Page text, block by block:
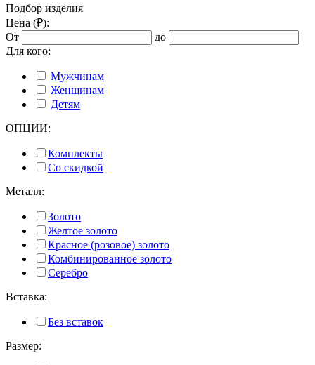
Подбор изделия
Цена (₽):
От
до
Для кого:
Мужчинам
Женщинам
Детям
ОПЦИИ:
Комплекты
Со скидкой
Металл:
Золото
Желтое золото
Красное (розовое) золото
Комбинированное золото
Серебро
Вставка:
Без вставок
Размер: